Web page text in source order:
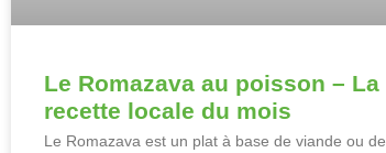
Le Romazava au poisson – La
recette locale du mois
Le Romazava est un plat à base de viande ou de